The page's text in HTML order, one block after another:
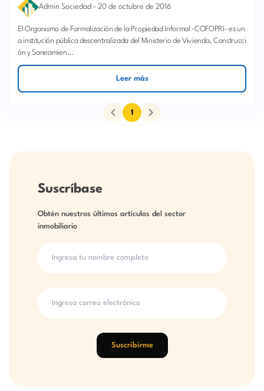
Admin Sociedad - 20 de octubre de 2016
El Organismo de Formalización de la Propiedad Informal -COFOPRI- es un
a institución pública descentralizada del Ministerio de Vivienda, Construcci
ón y Saneamien...
Leer más
1
Suscríbase
Obtén nuestros últimos artículos del sector
inmobiliario
Suscribirme